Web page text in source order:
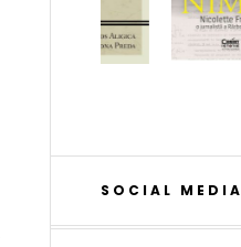
SOCIAL MEDIA